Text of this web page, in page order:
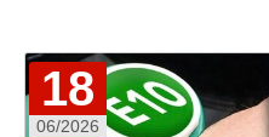
18
06/2026